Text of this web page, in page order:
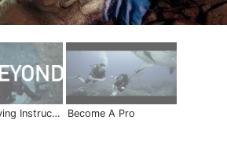
SSI XR Diving Instructor | Become a Pro Become A Pro